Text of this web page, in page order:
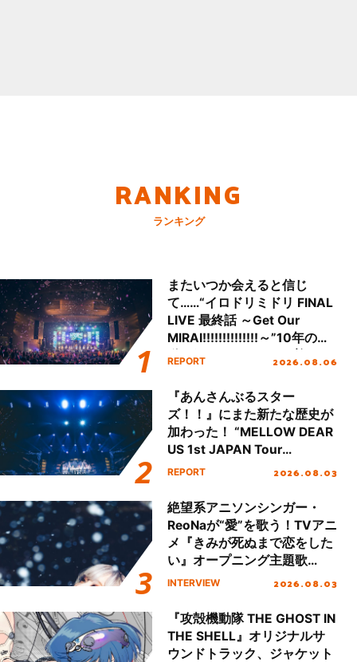
RANKING
ランキング
またいつか会えると信じ
て……“イロドリミドリ FINAL
LIVE 最終話 ～Get Our
MIRAI!!!!!!!!!!!!!!～”10年の活
動を経てファイナルを迎える
REPORT 2026.08.06
『あんさんぶるスター
ズ！！』にまた新たな歴史が
加わった！ “MELLOW DEAR
US 1st JAPAN Tour
Final「NICE to meet YOU
ート!!
REPORT 2026.08.03
絶望系アニソンシンガー・
ReoNaが“愛”を歌う！TVアニ
メ『きみが死ぬまで恋をした
い』オープニング主題歌
「Amore」インタビュー
INTERVIEW 2026.08.03
『攻殻機動隊 THE GHOST IN
THE SHELL』オリジナルサ
ウンドトラック、ジャケット